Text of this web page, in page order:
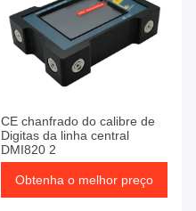
CE chanfrado do calibre de
Digitas da linha central
DMI820 2
Obtenha o melhor preço